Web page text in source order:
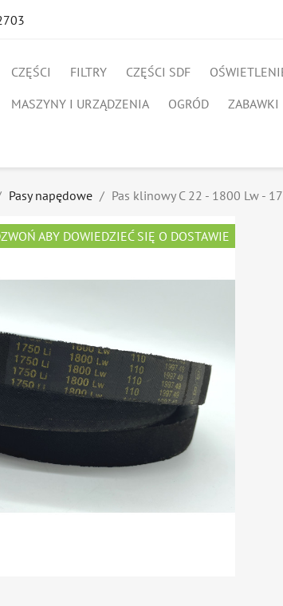
CZĘŚCI FILTRY CZĘŚCI SDF
MASZYNY I URZĄDZENIA
OGRÓD ZABAWKI
Pasy napędowe Pas klinowy C 22 - 1800 Lw -
ABY DOWIEDZIEĆ SIĘ O DOSTAWIE